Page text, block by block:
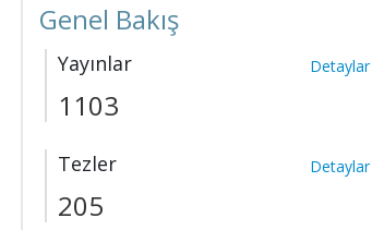
Genel Bakış
Yayınlar Detaylar
1103
Tezler Detaylar
205